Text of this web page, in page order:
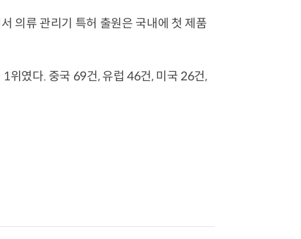
의류 관리기 특허 출원은 국내에 첫 제품
위였다. 중국 69건, 유럽 46건, 미국 26건,